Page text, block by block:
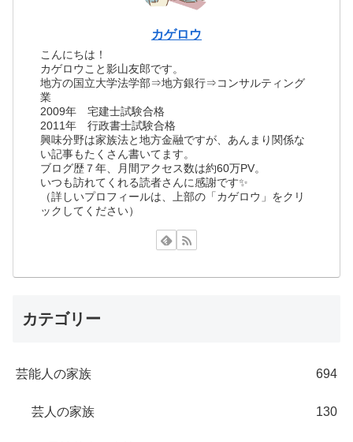
カゲロウ
こんにちは！
カゲロウこと影山友郎です。
地方の国立大学法学部⇒地方銀行⇒コンサルティング
業
2009年 宅建士試験合格
2011年 行政書士試験合格
興味分野は家族法と地方金融ですが、あんまり関係な
い記事もたくさん書いてます。
ブログ歴７年、月間アクセス数は約60万PV。
いつも訪れてくれる読者さんに感謝です✨
（詳しいプロフィールは、上部の「カゲロウ」をクリ
ックしてください）
カテゴリー
芸能人の家族 694
芸人の家族 130